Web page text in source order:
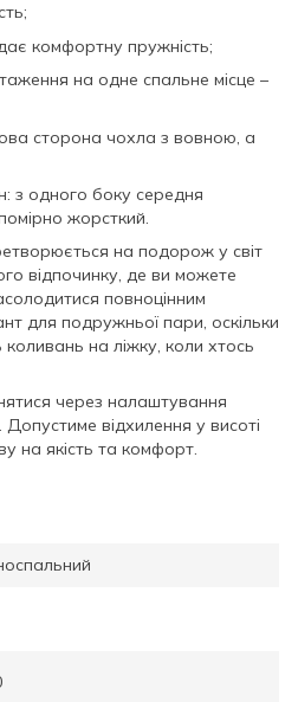
комфортну пружність;
на одне спальне місце –
сторона чохла з вовною, а
з одного боку середня
жорсткий.
на подорож у світ
відпочинку, де ви можете
повноцінним
для подружньої пари, оскільки
коливань на ліжку, коли хтось
через налаштування
відхилення у висоті
на якість та комфорт.